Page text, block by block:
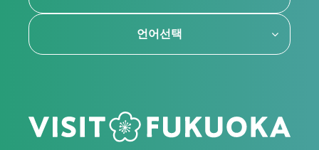
언어선택